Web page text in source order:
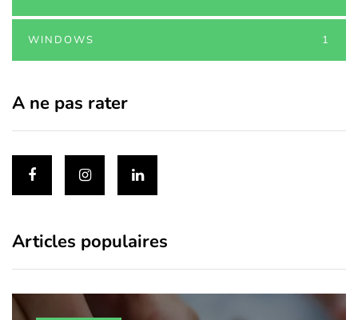
WINDOWS 1
A ne pas rater
Articles populaires